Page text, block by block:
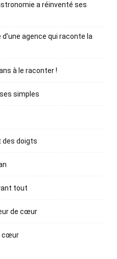
a réinventé ses
d’une agence qui raconte la
à le raconter !
simples
des doigts
tout
de cœur
cœur